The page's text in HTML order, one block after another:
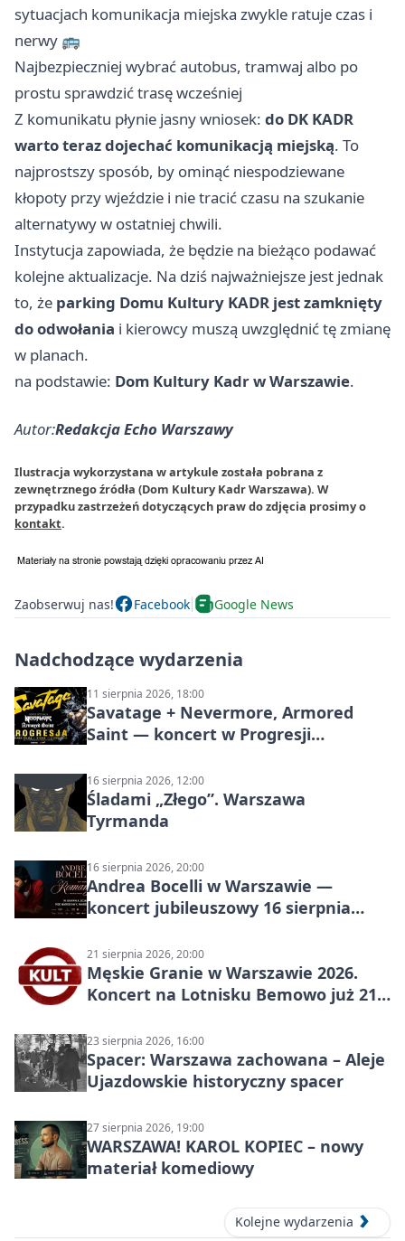
sytuacjach komunikacja miejska zwykle ratuje czas i
nerwy 🚌
Najbezpieczniej wybrać autobus, tramwaj albo po
prostu sprawdzić trasę wcześniej
Z komunikatu płynie jasny wniosek: do DK KADR
warto teraz dojechać komunikacją miejską. To
najprostszy sposób, by ominąć niespodziewane
kłopoty przy wjeździe i nie tracić czasu na szukanie
alternatywy w ostatniej chwili.
Instytucja zapowiada, że będzie na bieżąco podawać
kolejne aktualizacje. Na dziś najważniejsze jest jednak
to, że parking Domu Kultury KADR jest zamknięty
do odwołania i kierowcy muszą uwzględnić tę zmianę
w planach.
na podstawie: Dom Kultury Kadr w Warszawie.
Autor:Redakcja Echo Warszawy
Ilustracja wykorzystana w artykule została pobrana z
zewnętrznego źródła (Dom Kultury Kadr Warszawa). W
przypadku zastrzeżeń dotyczących praw do zdjęcia prosimy o
kontakt.
Zaobserwuj nas! Facebook Google News
Nadchodzące wydarzenia
11 sierpnia 2026, 18:00
Savatage + Nevermore, Armored
Saint — koncert w Progresji
16 sierpnia 2026, 12:00
Śladami „Złego”. Warszawa
Tyrmanda
16 sierpnia 2026, 20:00
Andrea Bocelli w Warszawie —
koncert jubileuszowy 16 sierpnia
21 sierpnia 2026, 20:00
Męskie Granie w Warszawie 2026.
Koncert na Lotnisku Bemowo już 21
23 sierpnia 2026, 16:00
Spacer: Warszawa zachowana – Aleje
Ujazdowskie historyczny spacer
27 sierpnia 2026, 19:00
WARSZAWA! KAROL KOPIEC – nowy
materiał komediowy
Kolejne wydarzenia